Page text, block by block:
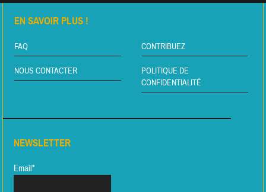
EN SAVOIR PLUS !
FAQ CONTRIBUEZ
NOUS CONTACTER
POLITIQUE DE
CONFIDENTIALITÉ
NEWSLETTER
Email*